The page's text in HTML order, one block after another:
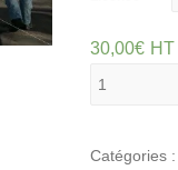
30,00€ HT
Catégories :